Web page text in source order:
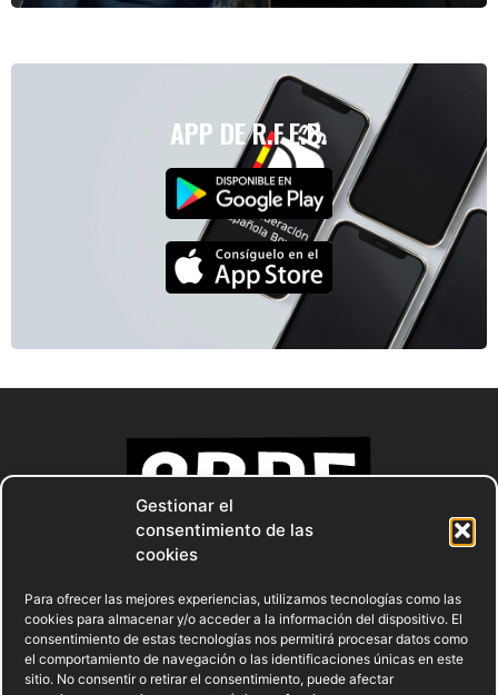
Gestionar el
consentimiento de las
cookies
Para ofrecer las mejores experiencias, utilizamos tecnologías como las
cookies para almacenar y/o acceder a la información del dispositivo. El
consentimiento de estas tecnologías nos permitirá procesar datos como
el comportamiento de navegación o las identificaciones únicas en este
sitio. No consentir o retirar el consentimiento, puede afectar
APP DE R.F.E.B.